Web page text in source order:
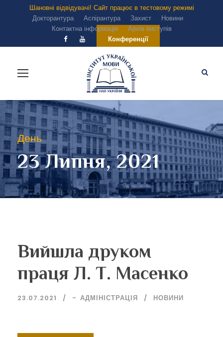
Шановні відвідувачі! Сайт працює в тестовому режимі
Докторантура
Аспірантура Захист
Новини
Контактна інформація
Архів виступів
Конференції
День
23 Липня, 2021
Вийшла друком
праця Л. Т. Масенко
23.07.2021 - АДМІНІСТРАЦІЯ НОВИНИ